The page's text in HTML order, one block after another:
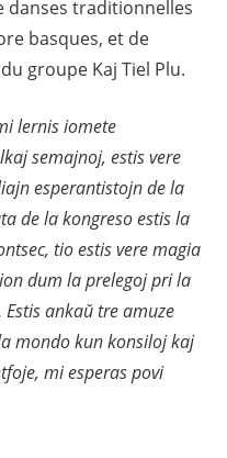
danses traditionnelles
basques, et de
groupe Kaj Tiel Plu.
lernis iomete
semajnoj, estis vere
esperantistojn de la
de la kongreso estis la
tio estis vere magia
dum la prelegoj pri la
ankaŭ tre amuze
mondo kun konsiloj kaj
mi esperas povi